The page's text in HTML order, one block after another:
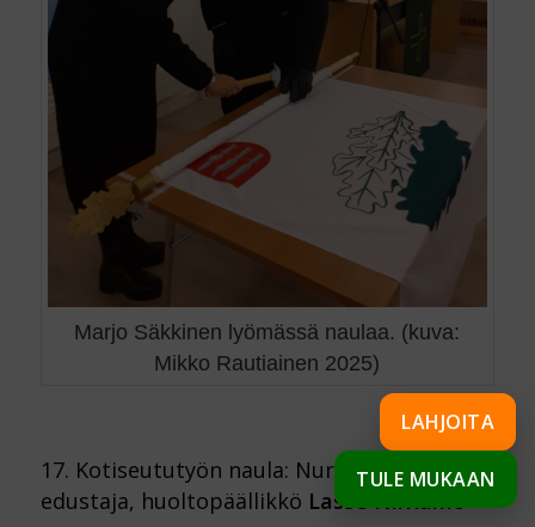
Marjo Säkkinen lyömässä naulaa. (kuva:
Mikko Rautiainen 2025)
17. Kotiseututyön naula: Nurmes-seuran
edustaja, huoltopäällikkö Lasse Nirhamo
LAHJOITA
TULE MUKAAN